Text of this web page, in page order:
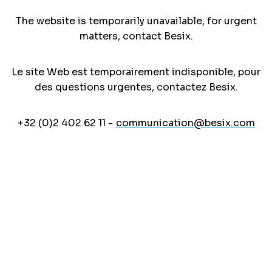
The website is temporarily unavailable, for urgent
matters, contact Besix.
Le site Web est temporairement indisponible, pour
des questions urgentes, contactez Besix.
+32 (0)2 402 62 11 - communication@besix.com